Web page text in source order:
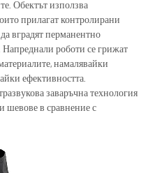
Обектът използва
прилагат контролирани
вградят перманентно
Напреднали роботи се грижат
намалявайки
ефективността.
заваръчна технология
шевове в сравнение с